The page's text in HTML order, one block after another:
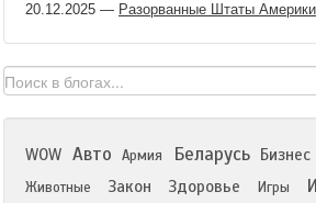
20.12.2025 — Разорванные Штаты Америки
WOW Авто Армия Беларусь Бизнес
Животные
Закон Здоровье Игры